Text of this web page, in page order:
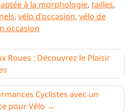
à la morphologie, tailles,
, vélo d'occasion, vélo de
occasion
Roues : Découvrez le Plaisir
Cyclistes avec un
pour Vélo